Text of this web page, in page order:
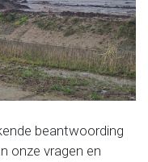
beantwoording
onze vragen en